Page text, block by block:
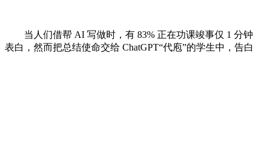
当人们借帮 AI 写做时，有 83% 正在功课竣事仅 1 分钟
表白，然而把总结使命交给 ChatGPT“代庖”的学生中，